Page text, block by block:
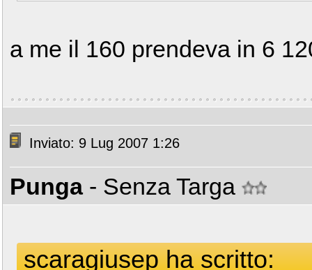
a me il 160 prendeva in 6
Inviato: 9 Lug 2007 1:26
Punga - Senza Targa
scaragiusep ha scritto: